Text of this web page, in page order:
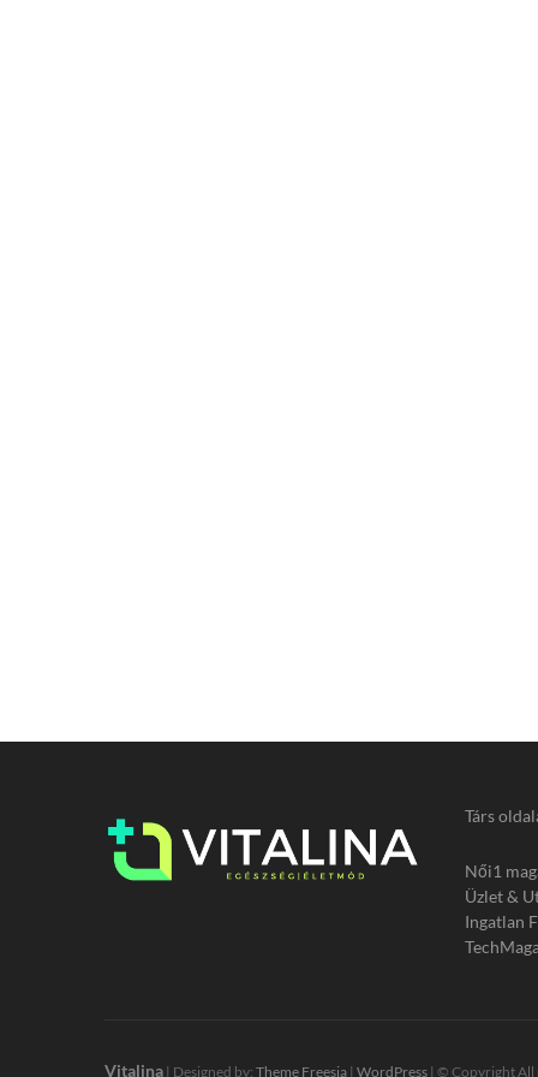
Társ
Női1
Üzlet &
Ingatlan
Vitalina | Designed by: Theme Freesia | WordPress | © Copyright All